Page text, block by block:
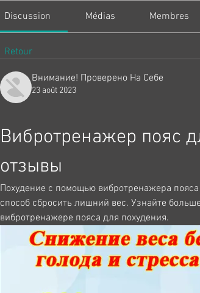
Discussion Médias Membres
Retour
Внимание! Проверено На Себе
23 août 2023
Вибротренажер пояс
отзывы
Похудение с помощью вибротренажера
способ сбросить лишний вес. Узнайте
вибротренажере пояса для похудения.